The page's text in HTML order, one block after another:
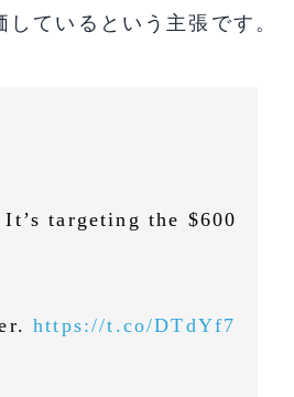
ているという主張です。
targeting the $600
https://t.co/DTdYf7